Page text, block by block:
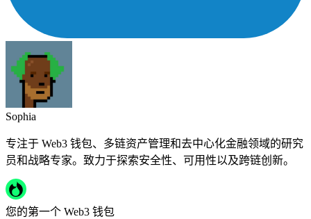
Sophia
专注于 Web3 钱包、多链资产管理和去中心化金融领域的研究
员和战略专家。致力于探索安全性、可用性以及跨链创新。
您的第一个 Web3 钱包